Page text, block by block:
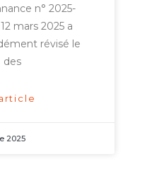
n° 2025-
mars 2025 a
révisé le
des
2025